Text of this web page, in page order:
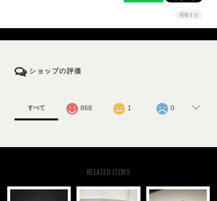
通報する
ショップの評価
すべて 868 1 0
RELATED ITEMS